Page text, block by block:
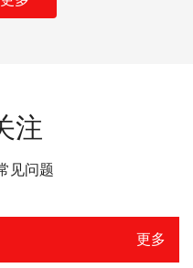
注
见问题
更多